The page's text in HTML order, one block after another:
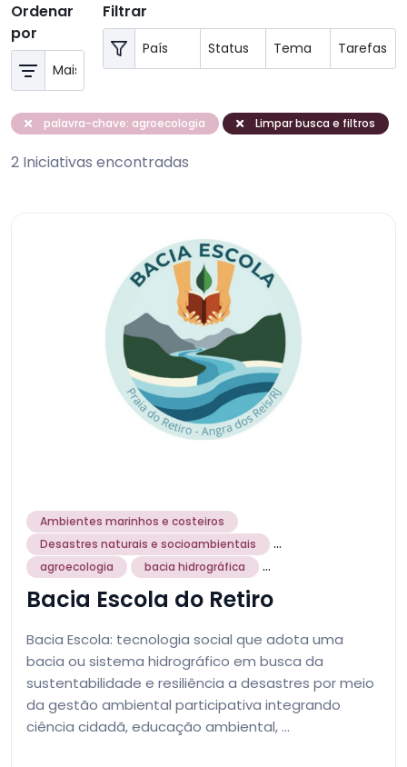
Ordenar
por
Filtrar
palavra-chave: agroecologia Limpar busca e filtros
2 Iniciativas encontradas
Ambientes marinhos e costeiros
Desastres naturais e socioambientais
...
agroecologia bacia hidrográfica ...
Bacia Escola do Retiro
Bacia Escola: tecnologia social que adota uma
bacia ou sistema hidrográfico em busca da
sustentabilidade e resiliência a desastres por meio
da gestão ambiental participativa integrando
ciência cidadã, educação ambiental, …